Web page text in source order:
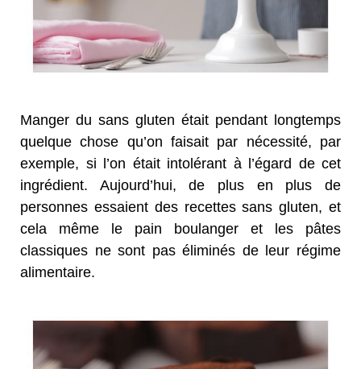
Manger du sans gluten était pendant longtemps
quelque chose qu’on faisait par nécessité, par
exemple, si l’on était intolérant à l’égard de cet
ingrédient. Aujourd’hui, de plus en plus de
personnes essaient des recettes sans gluten, et
cela même le pain boulanger et les pâtes
classiques ne sont pas éliminés de leur régime
alimentaire.